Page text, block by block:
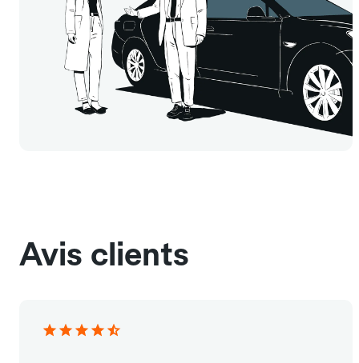
Avis clients